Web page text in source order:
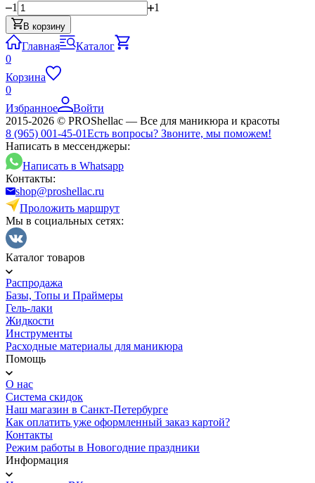
1
1
В корзину
Главная
Каталог
0
Корзина
0
Избранное
Войти
2015-2026 © PROShellac — Все для маникюра и красоты
8 (965) 001-45-01Есть вопросы? Звоните, мы поможем!
Написать в мессенджеры:
Написать в Whatsapp
Контакты:
shop@proshellac.ru
Проложить маршрут
Мы в социальных сетях:
Каталог товаров
Распродажа
Базы, Топы и Праймеры
Гель-лаки
Жидкости
Инструменты
Расходные материалы для маникюра
Помощь
О нас
Система скидок
Наш магазин в Санкт-Петербурге
Как оплатить уже оформленный заказ картой?
Контакты
Режим работы в Новогодние праздники
Информация